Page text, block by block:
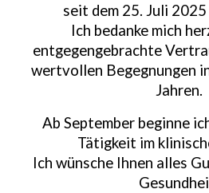
seit dem 25. Juli
Ich bedanke mich
entgegengebrachte
wertvollen Begegnungen
Jahren.
Ab September beginne
Tätigkeit im
Ich wünsche Ihnen alles